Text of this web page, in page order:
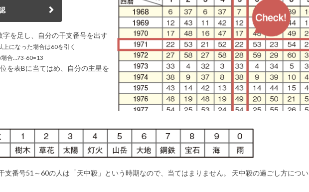
を足し、自分の干支番号を出す
になった場合は60を引く
合…73-60=13
表Bに当てはめ、自分の主星を
番号51～60の人は「天中殺」という時期なので、当てはまりません。 天中殺の過ごし方につい